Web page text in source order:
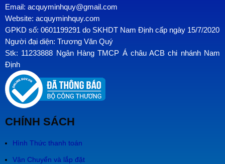
Email: acquyminhquy@gmail.com
Website: acquyminhquy.com
GPKD số: 0601199291 do SKHDT Nam Định cấp ngày 15/7/2020
Người đại diện: Trương Văn Quý
Stk: 11233888 Ngân Hàng TMCP Á châu ACB chi nhánh Nam
Định
CHÍNH SÁCH
Hình Thức thanh toán
Vận Chuyển và lắp đặt